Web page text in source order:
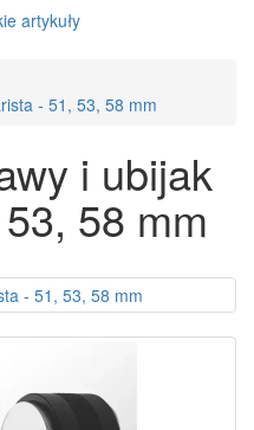
artykuły
- 51, 53, 58 mm
i ubijak
58 mm